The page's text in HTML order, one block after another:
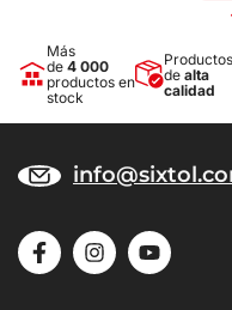
Más
de 4 000
productos en
stock
Productos
de alta
calidad